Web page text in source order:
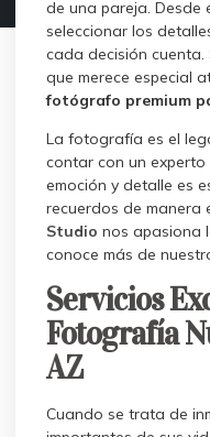
de una pareja. Desde
seleccionar los
cada decisión cuenta.
que merece especial
fotógrafo premium
La fotografía es el
contar con un
emoción y detalle es
recuerdos de manera
Studio nos apasiona
conoce más de
Servicios
Fotografía
AZ
Cuando se trata de